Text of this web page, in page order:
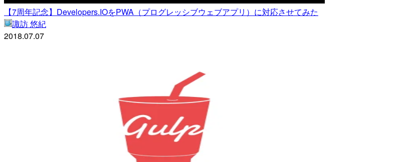
【7周年記念】Developers.IOをPWA（プログレッシブウェブアプリ）に対応させてみた
諏訪 悠紀
2018.07.07